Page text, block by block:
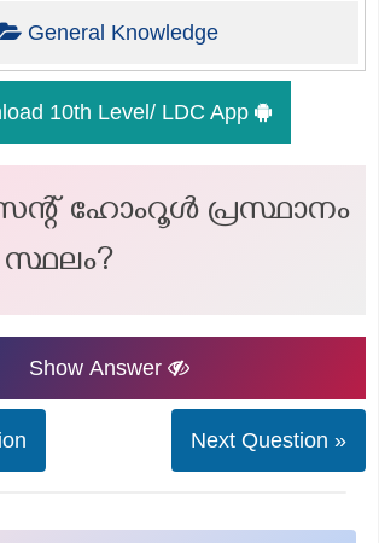
General Knowledge
10th Level/ LDC App
ഹോംറൂൾ പ്രസ്ഥാനം
സ്ഥലം?
Show Answer
Next Question »